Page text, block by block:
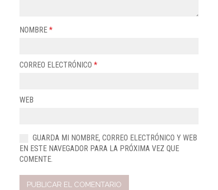
NOMBRE *
CORREO ELECTRÓNICO *
WEB
GUARDA MI NOMBRE, CORREO ELECTRÓNICO Y WEB
EN ESTE NAVEGADOR PARA LA PRÓXIMA VEZ QUE
COMENTE.